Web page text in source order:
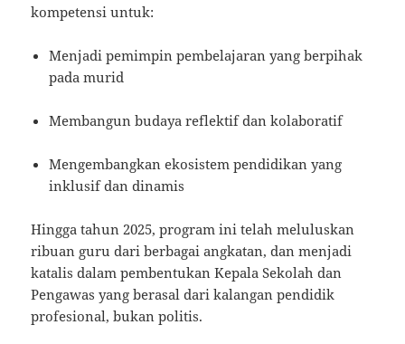
kompetensi untuk:
Menjadi pemimpin pembelajaran yang berpihak
pada murid
Membangun budaya reflektif dan kolaboratif
Mengembangkan ekosistem pendidikan yang
inklusif dan dinamis
Hingga tahun 2025, program ini telah meluluskan
ribuan guru dari berbagai angkatan, dan menjadi
katalis dalam pembentukan Kepala Sekolah dan
Pengawas yang berasal dari kalangan pendidik
profesional, bukan politis.